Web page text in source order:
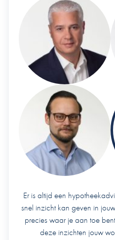
Het is belangrijk om een
die jouw situatie grondig kan
voor jou kan aanbevelen.
kennismaking.
Er is altijd een
snel inzicht kan geven in
precies waar je aan toe
deze inzichten jouw